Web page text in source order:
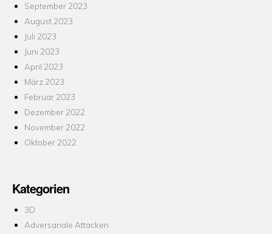
September 2023
August 2023
Juli 2023
Juni 2023
April 2023
März 2023
Februar 2023
Dezember 2022
November 2022
Oktober 2022
Kategorien
3D
Adversariale Attacken